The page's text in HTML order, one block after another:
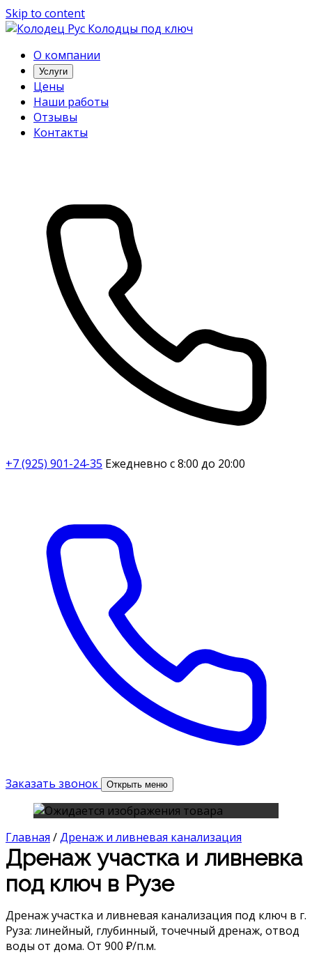
Skip to content
Колодцы под ключ
О компании
Услуги
Цены
Наши работы
Отзывы
Контакты
+7 (925) 901-24-35 Ежедневно с 8:00 до 20:00
Заказать звонок Открыть меню
Главная /Дренаж и ливневая канализация
Дренаж участка и ливневка
под ключ в Рузе
Дренаж участка и ливневая канализация под ключ в г.
Руза: линейный, глубинный, точечный дренаж, отвод
воды от дома. От 900 ₽/п.м.